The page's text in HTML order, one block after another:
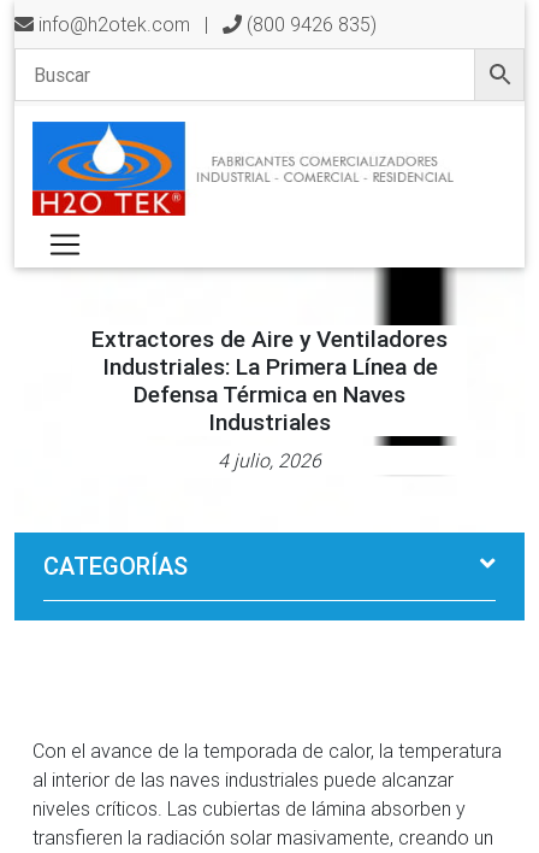
info@h2otek.com | (800 9426 835)
Extractores de Aire y Ventiladores
Industriales: La Primera Línea de
Defensa Térmica en Naves
Industriales
4 julio, 2026
CATEGORÍAS
Con el avance de la temporada de calor, la temperatura
al interior de las naves industriales puede alcanzar
niveles críticos. Las cubiertas de lámina absorben y
transfieren la radiación solar masivamente, creando un